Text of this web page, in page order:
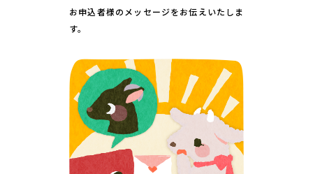
お申込者様のメッセージをお伝えいたしま
す。